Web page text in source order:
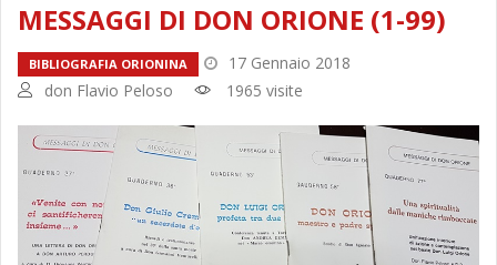
MESSAGGI DI DON ORIONE (1-99)
BIBLIOGRAFIA ORIONINA
17 Gennaio 2018
don Flavio Peloso
1965 visite